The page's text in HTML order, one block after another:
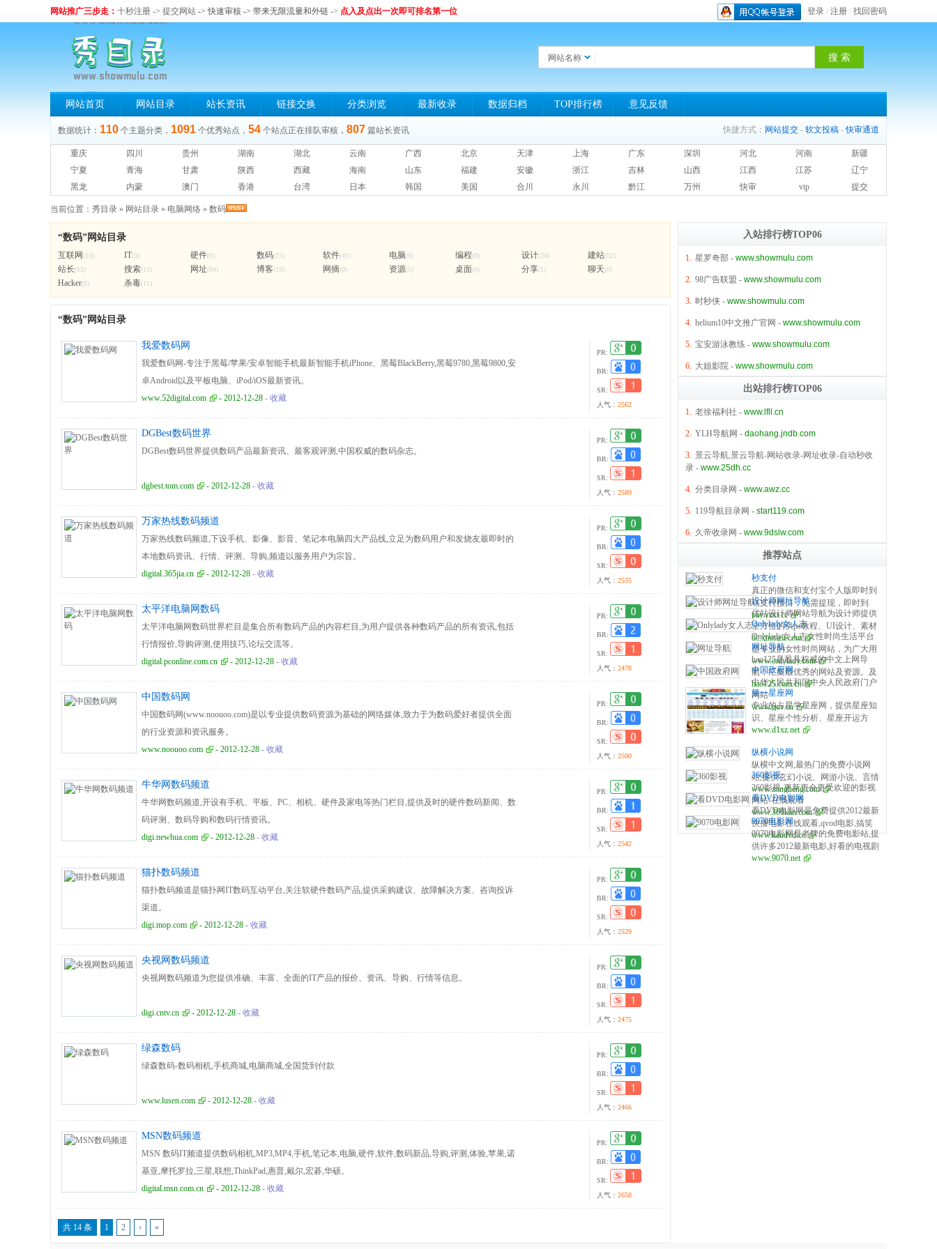
网站推广三步走： 十秒注册 -> 提交网站 -> 快速审核 -> 带来无限流量和外链 -> 点入及点出一次即可排名第一位 / 登录 / 注册 / 找回密码
网站名称
网站首页 网站目录 站长资讯 链接交换 分类浏览 最新收录 数据归档 TOP排行榜 意见反馈
数据统计： 110 个主题分类， 1091 个优秀站点， 54 个站点正在排队审核， 807 篇站长资讯 快捷方式： 网站提交 - 软文投稿 -快审通道
重庆 四川 贵州 湖南 湖北 云南 广西 北京 天津 上海 广东 深圳 河北 河南
新疆
宁夏
青海 甘肃 陕西 西藏 海南 山东 福建 安徽 浙江 吉林 山西 江西 江苏
辽宁
黑龙
内蒙 澳门 香港 台湾 日本 韩国 美国 合川 永川 黔江 万州 快审 vip 提交
当前位置： 秀目录 » 网站目录 » 电脑网络 » 数码
“数码”网站目录
互联网(13) IT(3) 硬件(0) 数码(15) 软件(41) 电脑(0) 编程(0) 设计(24) 建站(52)
站长(13) 搜索(13) 网址(84) 博客(19) 网摘(0) 资源(5) 桌面(0) 分享(1) 聊天(0)
Hacker(0) 杀毒(11)
“数码”网站目录
我爱数码网
我爱数码网-专注于黑莓/苹果/安卓智能手机最新智能手机iPhone、黑莓BlackBerry,黑莓9780,黑莓9800,安
卓Android以及平板电脑、iPod/iOS最新资讯。
www.52digital.com
- 2012-12-28 - 收藏
PR:
BR:
SR:
人气： 2562
DGBest数码世界
DGBest数码世界提供数码产品最新资讯、最客观评测,中国权威的数码杂志。
dgbest.tom.com - 2012-12-28 - 收藏
PR:
BR:
SR:
人气： 2589
万家热线数码频道
万家热线数码频道,下设手机、影像、影音、笔记本电脑四大产品线,立足为数码用户和发烧友最即时的
本地数码资讯、行情、评测、导购,频道以服务用户为宗旨。
digital.365jia.cn
- 2012-12-28 - 收藏
PR:
BR:
SR:
人气： 2535
太平洋电脑网数码
太平洋电脑网数码世界栏目是集合所有数码产品的内容栏目,为用户提供各种数码产品的所有资讯,包括
行情报价,导购评测,使用技巧,论坛交流等。
digital.pconline.com.cn
- 2012-12-28 - 收藏
PR:
BR:
SR:
人气： 2478
中国数码网
中国数码网(www.noouoo.com)是以专业提供数码资源为基础的网络媒体,致力于为数码爱好者提供全面
的行业资源和资讯服务。
www.noouoo.com
- 2012-12-28 - 收藏
PR:
BR:
SR:
人气： 2500
牛华网数码频道
牛华网数码频道,开设有手机、平板、PC、相机、硬件及家电等热门栏目,提供及时的硬件数码新闻、数
码评测、数码导购和数码行情资讯。
digi.newhua.com
- 2012-12-28 - 收藏
PR:
BR:
SR:
人气： 2542
猫扑数码频道
猫扑数码频道是猫扑网IT数码互动平台,关注软硬件数码产品,提供采购建议、故障解决方案、咨询投诉
渠道。
digi.mop.com
- 2012-12-28 - 收藏
PR:
BR:
SR:
人气： 2529
央视网数码频道
央视网数码频道为您提供准确、丰富、全面的IT产品的报价、资讯、导购、行情等信息。
digi.cntv.cn - 2012-12-28 - 收藏
PR:
BR:
SR:
人气： 2475
绿森数码
绿森数码-数码相机,手机商城,电脑商城,全国货到付款
www.lusen.com - 2012-12-28 - 收藏
PR:
BR:
SR:
人气： 2466
MSN数码频道
MSN 数码IT频道提供数码相机,MP3,MP4,手机,笔记本,电脑,硬件,软件,数码新品,导购,评测,体验,苹果,诺
基亚,摩托罗拉,三星,联想,ThinkPad,惠普,戴尔,宏碁,华硕。
digital.msn.com.cn
- 2012-12-28 - 收藏
PR:
BR:
SR:
人气： 2658
共 14 条 1 2 › »
入站排行榜TOP06
1. 星罗奇部 - www.showmulu.com
2. 98广告联盟 - www.showmulu.com
3. 时秒侠 - www.showmulu.com
4. helium10中文推广官网 - www.showmulu.com
5. 宝安游泳教练 - www.showmulu.com
6. 大姐影院 - www.showmulu.com
出站排行榜TOP06
1. 老徐福利社 - www.lfll.cn
2. YLH导航网 - daohang.jndb.com
3. 景云导航,景云导航-网站收录-网址收录-自动秒收
录 - www.25dh.cc
4. 分类目录网 - www.awz.cc
5. 119导航目录网 - start119.com
6. 久帝收录网 - www.9dslw.com
推荐站点
秒支付
真正的微信和支付宝个人版即时到
账支付接口，无需提现，即时到
账，100%资金安全，彩虹系统合
作服务商，无需手续费，无需人工
操作，是个人收款的最佳解决方
案。
pay.yzxt.cc
设计师网址导航
优站设计师网站导航为设计师提供
全方位的供ps教程、UI设计、素材
下载、高清图库、配色方案、用户
体验、网页设计等全方位设计师网
站导航指引。每周更新及时，同时
是优站网（YOUZHAN.CO）旗下
最实用、最专业、最全面、最好用
的设计师网址导航！
dc.xinmeit.com
Onlylady女人志
Onlylady女人志女性时尚生活平台
是专业的女性时尚网站，为广大用
户提供专业的时尚潮流、美容方
法、流行趋势、服饰时装资讯，打
造专业时尚、美容、生活、达人、
互动平台。
www.onlylady.com
网址导航
hao125是最具权威的中文上网导
航，汇集最优秀的网站及资源。及
时收录影视、音乐、小说、游戏等
分类的网址和内容，让您的网络生
活更简单精彩。上网，从hao125开
始。
hao125.com.cn
中国政府网
中华人民共和国中央人民政府门户
网站
www.gov.cn
第一星座网
专业的占星学星座网，提供星座知
识、星座个性分析、星座开运方
法、星座运势、配对、查询以及心
水、生肖等星相命理相关内容。
www.d1xz.net
纵横小说网
纵横中文网,最热门的免费小说网
站,提供玄幻小说、网游小说、言情
小说、穿越小说、都市小说等免费
小说在线阅读与下载。大神作品齐
聚纵横,最新章节每日更新。
www.zongheng.com
360影视
360影视-更新更全更受欢迎的影视
网站-在线观看
www.360kan.com
看DVD电影网
看DVD电影网是免费提供2012最新
快播电影在线观看,qvod电影,搞笑
电影下载等。我们一直努力成为最
好的免费电影网站!
www.kandvd.cc
9070电影网
9070电影网是老牌的免费电影站,提
供许多2012最新电影,好看的电视剧
和经典电影大全,网站分为在线观看
www.9070.net